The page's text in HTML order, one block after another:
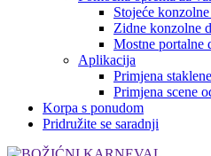
Stojeće
Zidne konzolne
Mostne portalne
Aplikacija
Primjena
Primjena scene
Korpa s ponudom
Pridružite se saradnji